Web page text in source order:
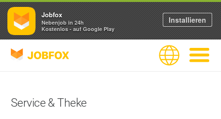
JOBFOX Sprache
Service & Theke
Jobfox
Nebenjob in 24h
Kostenlos - auf Google Play
Installieren